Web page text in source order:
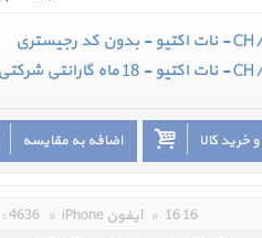
اضافه به مقایسه خرید کالا
کد کالا : 4636 » iPhone آیفون » 16 16